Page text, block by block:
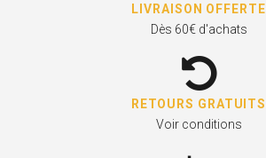
LIVRAISON OFFERTE
Dès 60€ d'achats
RETOURS GRATUITS
Voir conditions